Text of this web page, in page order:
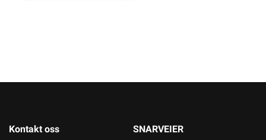
Kontakt oss SNARVEIER